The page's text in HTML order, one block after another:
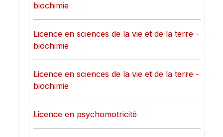
biochimie
Licence en sciences de la vie et de la terre -
biochimie
Licence en sciences de la vie et de la terre -
biochimie
Licence en psychomotricité